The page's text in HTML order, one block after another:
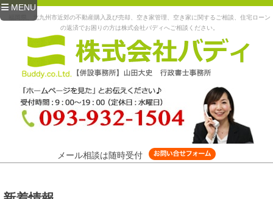
MENU
福岡県、北九州市近郊の不動産購入及び売却、空き家管理、空き家に関するご相談、住宅ローン
の返済でお困りの方は株式会社バディへご相談ください。
メール相談は随時受付